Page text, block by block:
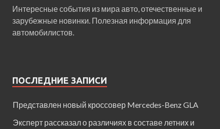
Интересные события из мира авто, отечественные и
зарубежные новинки. Полезная информация для
автомобилистов.
ПОСЛЕДНИЕ ЗАПИСИ
Представлен новый кроссовер Mercedes-Benz GLA
Эксперт рассказал о различиях в составе летних и